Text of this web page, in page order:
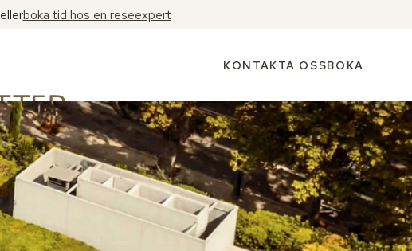
ellerboka tid hos en reseexpert
KONTAKTA OSSBOKA